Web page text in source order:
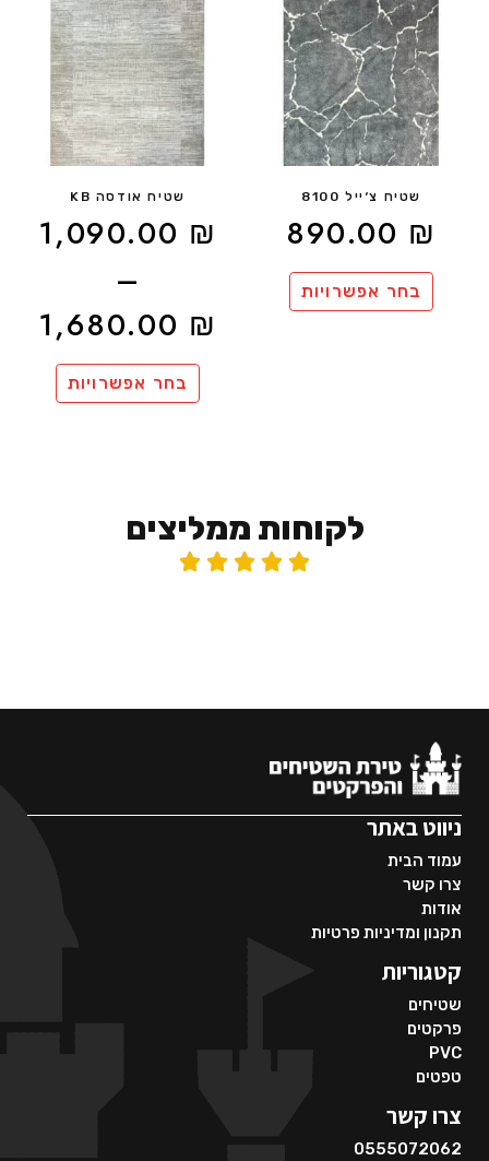
שטיח צ׳ייל 8100
890.00 ₪
בחר אפשרויות
שטיח אודסה KB
1,090.00 ₪
–
1,680.00 ₪
בחר אפשרויות
לקוחות ממליצים





ניווט באתר
עמוד הבית
צרו קשר
אודות
תקנון ומדיניות פרטיות
קטגוריות
שטיחים
פרקטים
PVC
טפטים
צרו קשר
0555072062